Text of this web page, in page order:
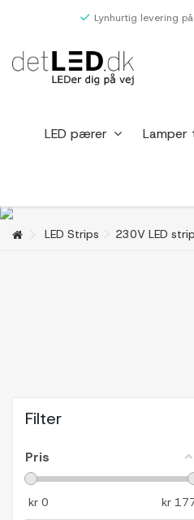
Lynhurtig levering
LED pærer Lamper
LED Strips 230V LED
Filter
Pris
kr 0 kr